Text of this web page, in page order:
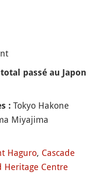
passé au Japon
: Tokyo Hakone
Miyajima
Haguro, Cascade
Heritage Centre